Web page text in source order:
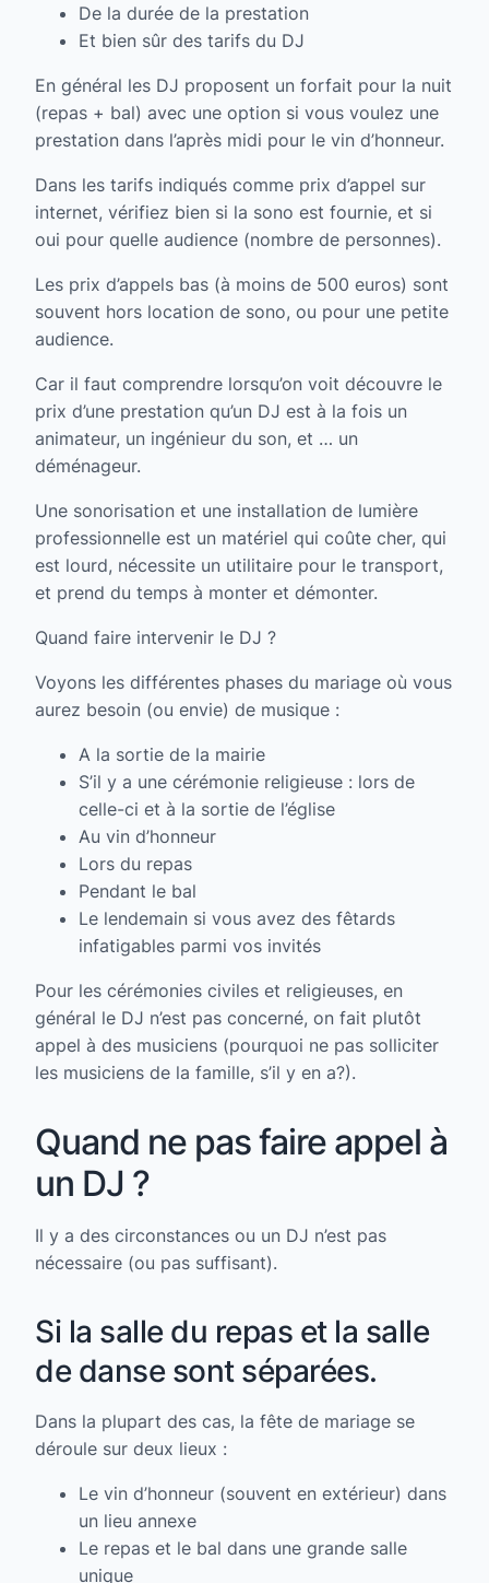
De la durée de la prestation
Et bien sûr des tarifs du DJ
En général les DJ proposent un forfait pour la nuit
(repas + bal) avec une option si vous voulez une
prestation dans l’après midi pour le vin d’honneur.
Dans les tarifs indiqués comme prix d’appel sur
internet, vérifiez bien si la sono est fournie, et si
oui pour quelle audience (nombre de personnes).
Les prix d’appels bas (à moins de 500 euros) sont
souvent hors location de sono, ou pour une petite
audience.
Car il faut comprendre lorsqu’on voit découvre le
prix d’une prestation qu’un DJ est à la fois un
animateur, un ingénieur du son, et … un
déménageur.
Une sonorisation et une installation de lumière
professionnelle est un matériel qui coûte cher, qui
est lourd, nécessite un utilitaire pour le transport,
et prend du temps à monter et démonter.
Quand faire intervenir le DJ ?
Voyons les différentes phases du mariage où vous
aurez besoin (ou envie) de musique :
A la sortie de la mairie
S’il y a une cérémonie religieuse : lors de
celle-ci et à la sortie de l’église
Au vin d’honneur
Lors du repas
Pendant le bal
Le lendemain si vous avez des fêtards
infatigables parmi vos invités
Pour les cérémonies civiles et religieuses, en
général le DJ n’est pas concerné, on fait plutôt
appel à des musiciens (pourquoi ne pas solliciter
les musiciens de la famille, s’il y en a?).
Quand ne pas faire appel à
un DJ ?
Il y a des circonstances ou un DJ n’est pas
nécessaire (ou pas suffisant).
Si la salle du repas et la salle
de danse sont séparées.
Dans la plupart des cas, la fête de mariage se
déroule sur deux lieux :
Le vin d’honneur (souvent en extérieur) dans
un lieu annexe
Le repas et le bal dans une grande salle
unique